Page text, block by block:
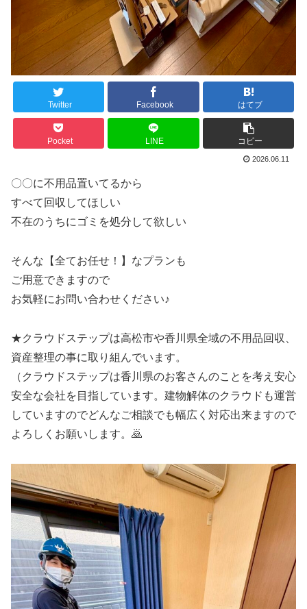
Twitter Facebook はてブ
Pocket LINE コピー
2026.06.11
〇〇に不用品置いてるから
すべて回収してほしい
不在のうちにゴミを処分して欲しい
そんな【全てお任せ！】なプランも
ご用意できますので
お気軽にお問い合わせください♪
★クラウドステップは高松市や香川県全域の不用品回収、
資産整理の事に取り組んでいます。
（クラウドステップは香川県のお客さんのことを考え安心
安全な会社を目指しています。建物解体のクラウドも運営
していますのでどんなご相談でも幅広く対応出来ますので
よろしくお願いします。🙇